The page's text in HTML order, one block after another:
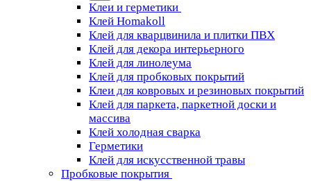
Клеи и герметики
Клей Homakoll
Клей для кварцвинила и плитки ПВХ
Клей для декора интерьерного
Клей для линолеума
Клей для пробковых покрытий
Клеи для ковровых и резиновых покрытий
Клей для паркета, паркетной доски и
массива
Клей холодная сварка
Герметики
Клей для искусственной травы
Пробковые покрытия